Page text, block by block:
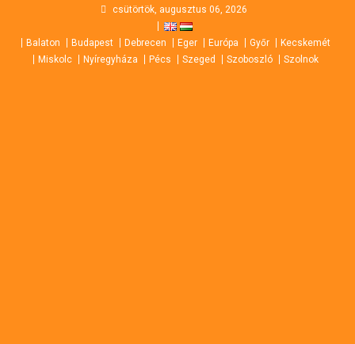
content
csütörtök, augusztus 06, 2026
Balaton Budapest Debrecen Eger Európa Győr
Kecskemét
Miskolc
Nyíregyháza Pécs Szeged Szoboszló Szolnok